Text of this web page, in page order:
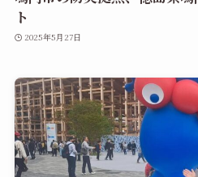
ト
2025年5月27日